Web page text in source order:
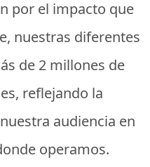
por el impacto que
nuestras diferentes
de 2 millones de
reflejando la
audiencia en
operamos.